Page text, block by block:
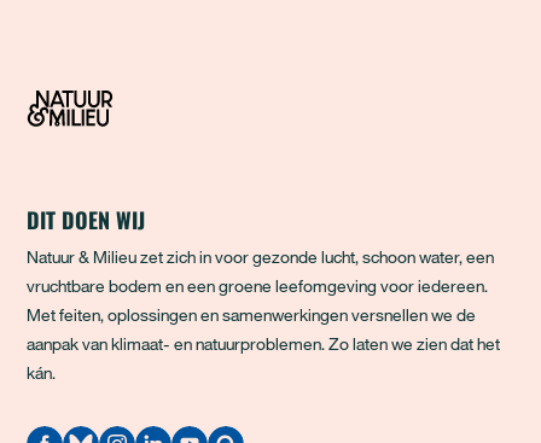
DIT DOEN WIJ
Natuur & Milieu zet zich in voor gezonde lucht, schoon water, een
vruchtbare bodem en een groene leefomgeving voor iedereen.
Met feiten, oplossingen en samenwerkingen versnellen we de
aanpak van klimaat- en natuurproblemen. Zo laten we zien dat het
kán.